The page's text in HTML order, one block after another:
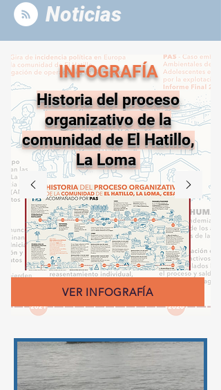
Noticias
INFOGRAFÍA
Historia del proceso
organizativo de la
comunidad de El Hatillo,
La Loma
VER INFOGRAFÍA